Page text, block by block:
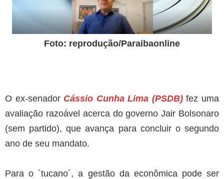
Foto: reprodução/Paraibaonline
O ex-senadorCássio Cunha Lima (PSDB)fez uma
avaliação razoável acerca do governo Jair Bolsonaro
(sem partido), que avança para concluir o segundo
ano de seu mandato.
Para o ´tucano´, a gestão da econômica pode ser